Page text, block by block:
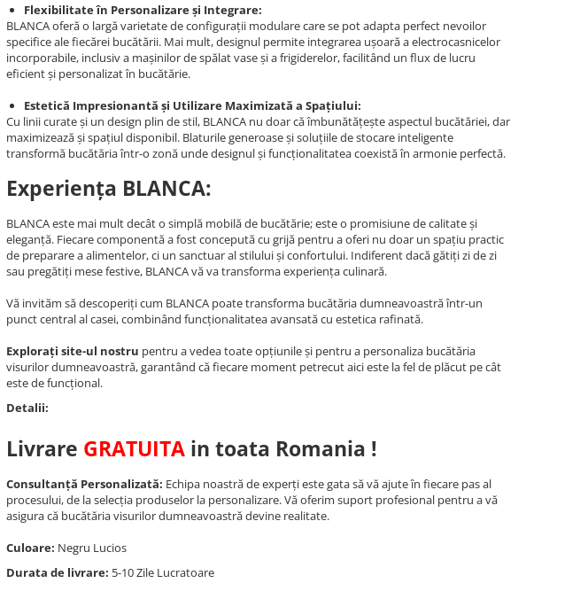
Flexibilitate în Personalizare și Integrare:
BLANCA oferă o largă varietate de configurații modulare care se pot adapta perfect nevoilor
specifice ale fiecărei bucătării. Mai mult, designul permite integrarea ușoară a electrocasnicelor
incorporabile, inclusiv a mașinilor de spălat vase și a frigiderelor, facilitând un flux de lucru
eficient și personalizat în bucătărie.
Estetică Impresionantă și Utilizare Maximizată a Spațiului:
Cu linii curate și un design plin de stil, BLANCA nu doar că îmbunătățește aspectul bucătăriei, dar
maximizează și spațiul disponibil. Blaturile generoase și soluțiile de stocare inteligente
transformă bucătăria într-o zonă unde designul și funcționalitatea coexistă în armonie perfectă.
Experiența BLANCA:
BLANCA este mai mult decât o simplă mobilă de bucătărie; este o promisiune de calitate și
eleganță. Fiecare componentă a fost concepută cu grijă pentru a oferi nu doar un spațiu practic
de preparare a alimentelor, ci un sanctuar al stilului și confortului. Indiferent dacă gătiți zi de zi
sau pregătiți mese festive, BLANCA vă va transforma experiența culinară.
Vă invităm să descoperiți cum BLANCA poate transforma bucătăria dumneavoastră într-un
punct central al casei, combinând funcționalitatea avansată cu estetica rafinată.
Explorați site-ul nostru pentru a vedea toate opțiunile și pentru a personaliza bucătăria
visurilor dumneavoastră, garantând că fiecare moment petrecut aici este la fel de plăcut pe cât
este de funcțional.
Detalii:
Livrare GRATUITA in toata Romania !
Consultanță Personalizată: Echipa noastră de experți este gata să vă ajute în fiecare pas al
procesului, de la selecția produselor la personalizare. Vă oferim suport profesional pentru a vă
asigura că bucătăria visurilor dumneavoastră devine realitate.
Culoare: Negru Lucios
Durata de livrare: 5-10 Zile Lucratoare